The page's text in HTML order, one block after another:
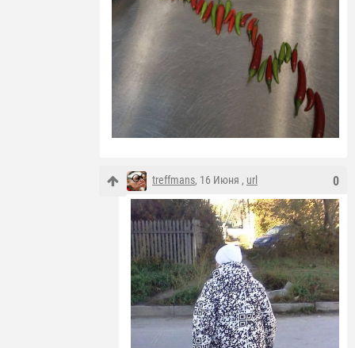
0
treffmans, 16 Июня , url